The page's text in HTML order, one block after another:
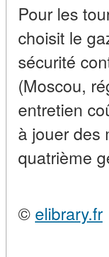
Pour les
choisit le
sécurité
(Moscou,
entretien
à jouer des
quatrième
© elibrary.fr